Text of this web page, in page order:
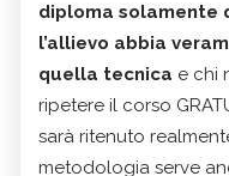
diploma solamente
l’allievo abbia
quella tecnica e chi
ripetere il corso
sarà ritenuto
metodologia serve